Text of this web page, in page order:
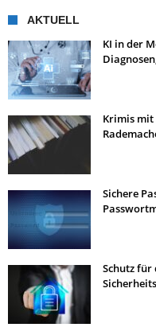
AKTUELL
KI in der
Krimis mit
Sichere
Schutz für